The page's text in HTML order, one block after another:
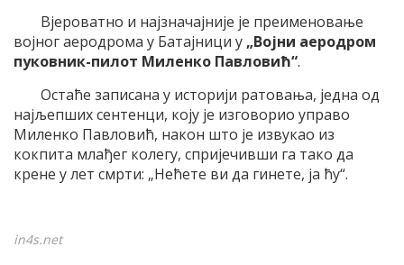
Вјероватно и најзначајније је преименовање
војног аеродрома у Батајници у „Војни аеродром
пуковник-пилот Миленко Павловић“.
Остаће записана у историји ратовања, једна од
најљепших сентенци, коју је изговорио управо
Миленко Павловић, након што је извукао из
кокпита млађег колегу, спријечивши га тако да
крене у лет смрти: „Нећете ви да гинете, ја ћу“.
in4s.net